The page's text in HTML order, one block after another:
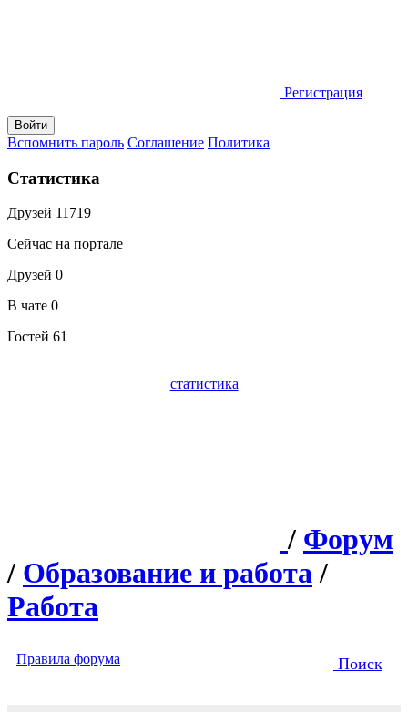
Регистрация
Вспомнить пароль Соглашение Политика
Статистика
Друзей 11719
Сейчас на портале
Друзей 0
В чате 0
Гостей 61
статистика
/ Форум
/ Образование и работа /
Работа
Правила форума Поиск